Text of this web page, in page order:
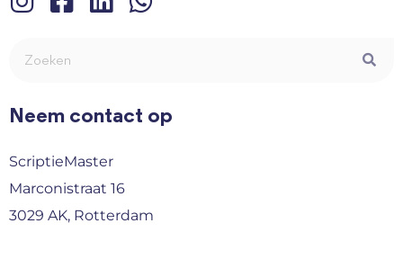
Neem contact op
ScriptieMaster
Marconistraat 16
3029 AK, Rotterdam